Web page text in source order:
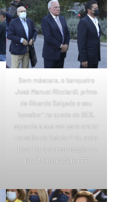
Sem máscara, o banqueiro
José Manuel Ricciardi, primo
de Ricardo Salgado e seu
‘opositor’ na queda do BES,
aguarda a sua vez para entrar
no salão da Estufa Fria, onde
decorreu a apresentação do
livro “Memórias” de FPB